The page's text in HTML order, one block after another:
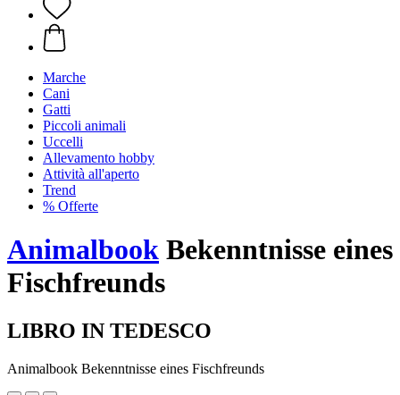
Marche
Cani
Gatti
Piccoli animali
Uccelli
Allevamento hobby
Attività all'aperto
Trend
% Offerte
Animalbook Bekenntnisse eines
Fischfreunds
LIBRO IN TEDESCO
Animalbook Bekenntnisse eines Fischfreunds